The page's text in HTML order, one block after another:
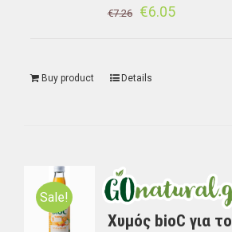
€7.26 €6.05
Buy product Details
Sale!
Χυμός bioC για το